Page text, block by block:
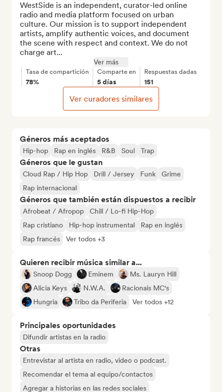
Géneros más aceptados
Hip-hop Rap en inglés R&B Soul Trap
Géneros que le gustan
Cloud Rap / Hip Hop Drill / Jersey Funk
Grime
Rap internacional
Géneros que también están dispuestos a recibir
Afrobeat / Afropop
Chill / Lo-fi Hip-Hop
Rap cristiano
Hip-hop instrumental
Rap en inglés
Rap francés
Ver todos +3
Quieren recibir música similar a...
Snoop Dogg Eminem
Ms. Lauryn Hill
Alicia Keys
N.W.A.
Racionais MC's
Hungria
Tribo da Periferia Ver todos +12
Principales oportunidades
Difundir artistas en la radio
Otras
Entrevistar al artista en radio, video o podcast.
Recomendar el tema al equipo/contactos
Agregar a historias en las redes sociales
WestSide is an independent, curator-led online
radio and media platform focused on urban
culture. Our mission is to support independent
artists, amplify authentic voices, and document
the scene with respect and context. We do not
charge art...
Ver más
Tasa de compartición
78%
Comparte en
5 días
Respuestas dadas
151
Ver curadores similares